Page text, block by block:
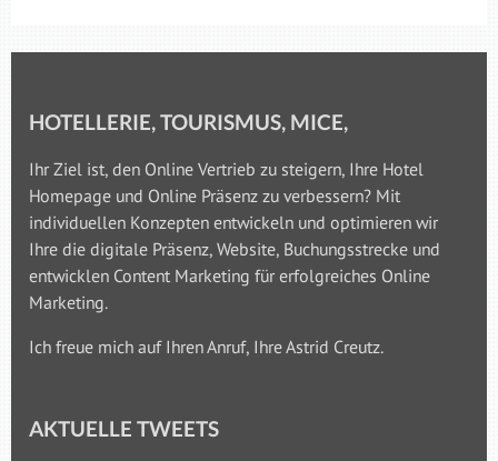
HOTELLERIE, TOURISMUS, MICE,
Ihr Ziel ist, den Online Vertrieb zu steigern, Ihre Hotel
Homepage und Online Präsenz zu verbessern? Mit
individuellen Konzepten entwickeln und optimieren wir
Ihre die digitale Präsenz, Website, Buchungsstrecke und
entwicklen Content Marketing für erfolgreiches Online
Marketing.
Ich freue mich auf Ihren Anruf, Ihre Astrid Creutz.
AKTUELLE TWEETS